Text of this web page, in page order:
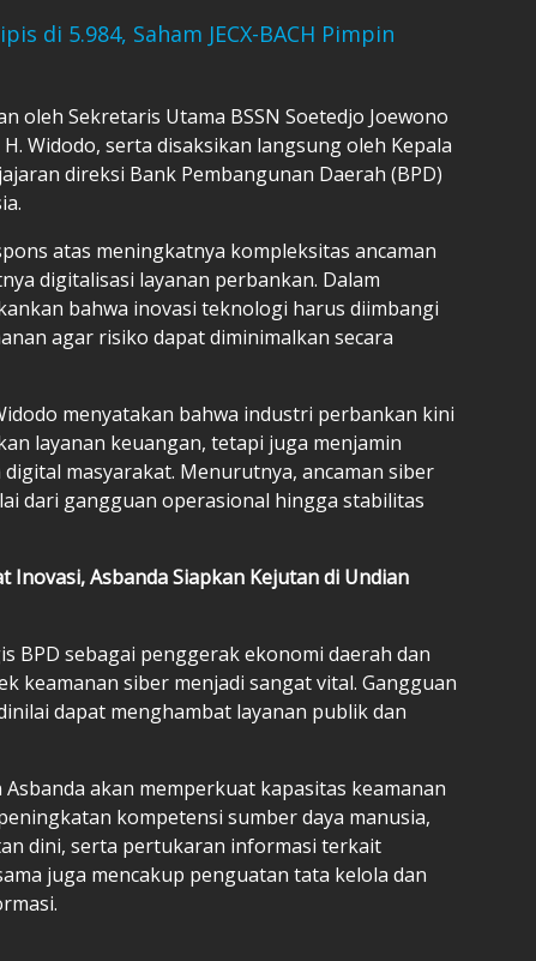
di 5.984, Saham JECX-BACH Pimpin
oleh Sekretaris Utama BSSN Soetedjo Joewono
Widodo, serta disaksikan langsung oleh Kepala
direksi Bank Pembangunan Daerah (BPD)
atas meningkatnya kompleksitas ancaman
digitalisasi layanan perbankan. Dalam
bahwa inovasi teknologi harus diimbangi
agar risiko dapat diminimalkan secara
menyatakan bahwa industri perbankan kini
layanan keuangan, tetapi juga menjamin
masyarakat. Menurutnya, ancaman siber
dari gangguan operasional hingga stabilitas
Inovasi, Asbanda Siapkan Kejutan di Undian
BPD sebagai penggerak ekonomi daerah dan
keamanan siber menjadi sangat vital. Gangguan
dapat menghambat layanan publik dan
akan memperkuat kapasitas keamanan
kompetensi sumber daya manusia,
dini, serta pertukaran informasi terkait
juga mencakup penguatan tata kelola dan